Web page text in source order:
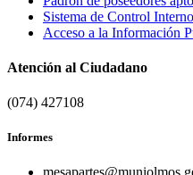
Sistema de Control
Acceso a la Información
Atención al Ciudadano
(074) 427108
Informes